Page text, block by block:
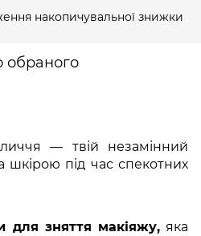
накопичувальної знижки
обраного
— твій незамінний
шкірою під час спекотних
для зняття макіяжу,яка